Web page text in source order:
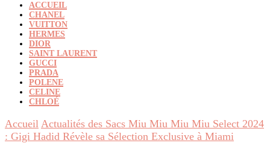
ACCUEIL
CHANEL
VUITTON
HERMES
DIOR
SAINT LAURENT
GUCCI
PRADA
POLENE
CELINE
CHLOÉ
Accueil Actualités des Sacs Miu Miu Miu Miu Select 2024
: Gigi Hadid Révèle sa Sélection Exclusive à Miami